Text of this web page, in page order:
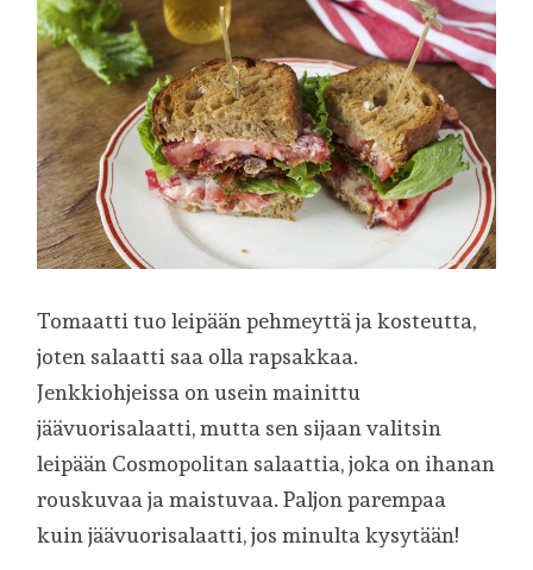
Tomaatti tuo leipään pehmeyttä ja kosteutta,
joten salaatti saa olla rapsakkaa.
Jenkkiohjeissa on usein mainittu
jäävuorisalaatti, mutta sen sijaan valitsin
leipään Cosmopolitan salaattia, joka on ihanan
rouskuvaa ja maistuvaa. Paljon parempaa
kuin jäävuorisalaatti, jos minulta kysytään!